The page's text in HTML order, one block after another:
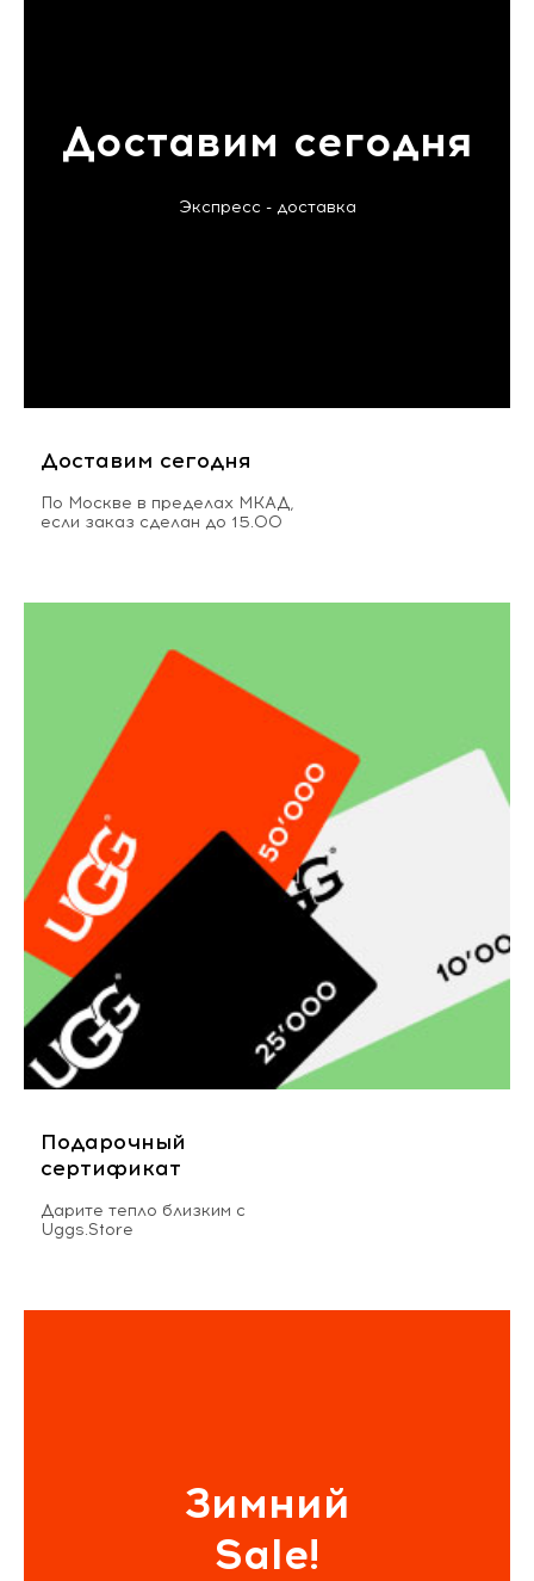
Доставим сегодня
Экспресс - доставка
Доставим сегодня
По Москве в пределах МКАД,
если заказ сделан до 15.00
Подарочный
сертификат
Дарите тепло близким с
Uggs.Store
Зимний
Sale!